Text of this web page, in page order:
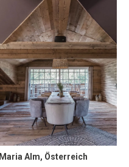
Maria Alm, Österreich